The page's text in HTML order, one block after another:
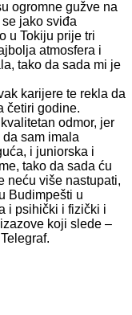
ogromne gužve na
jako sviđa
u Tokiju prije tri
atmosfera i
tako da sada mi je
karijere te rekla da
četiri godine.
odmor, jer
sam imala
i juniorska i
tako da sada ću
neću više nastupati,
Budimpešti u
i psihički i fizički i
koji slede –